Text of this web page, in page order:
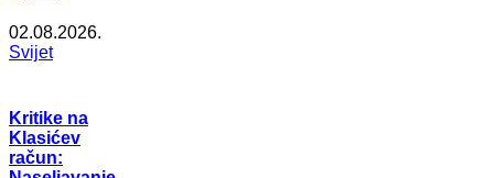
02.08.2026.
Svijet
Kritike na
Klasićev
račun: